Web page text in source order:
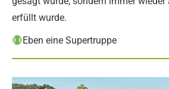
erfüllt wurde.
Eben eine Supertruppe